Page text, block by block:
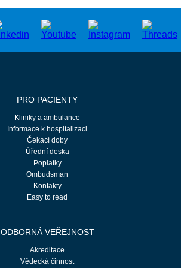
PRO PACIENTY
Kliniky a ambulance
Informace k hospitalizaci
Čekací doby
Úřední deska
Poplatky
Ombudsman
Kontakty
Easy to read
ODBORNÁ VEŘEJNOST
Akreditace
Vědecká činnost